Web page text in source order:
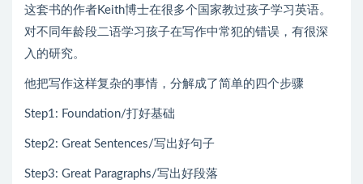
这套书的作者Keith博士在很多个国家教过孩子学习英语。
对不同年龄段二语学习孩子在写作中常犯的错误，有很深
入的研究。
他把写作这样复杂的事情，分解成了简单的四个步骤
Step1: Foundation/打好基础
Step2: Great Sentences/写出好句子
Step3: Great Paragraphs/写出好段落